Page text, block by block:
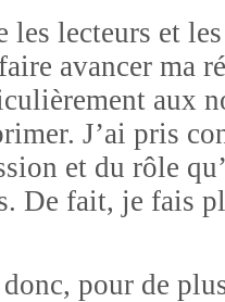
les lecteurs et
avancer ma
aux
J’ai pris
et du rôle
De fait, je fais
pour de